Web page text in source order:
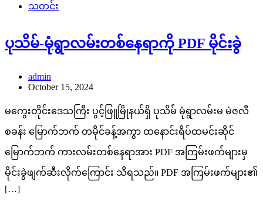
သတင်း
ပုသိမ်-မုံရွာလမ်းတစ်နေရာကို PDF မိုင်းခွဲ
admin
October 15, 2024
မကွေးတိုင်းဒေသကြီး ပွင့်ဖြူမြိုနယ်ရှိ ပုသိမ် မုံရွာလမ်းမ မဲဇလီ
စခန်း မြောက်ဘက် တမိုင်ခန့်အကွာ ထနောင်းရိပ်ထမင်းဆိုင်
မြောက်ဘက် ကားလမ်းတစ်နေရာအား PDF အကြမ်းဖက်များမှ
မိုင်းခွဲဖျက်ဆီးလိုက်ကြောင်း သိရသည်။ PDF အကြမ်းဖက်များ၏
[…]